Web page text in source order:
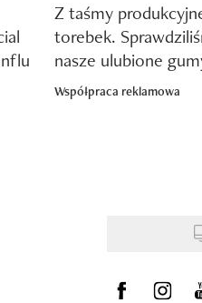
Z taśmy
torebek.
nasze ulubione
Współpraca reklamowa
Visit us onVisit us